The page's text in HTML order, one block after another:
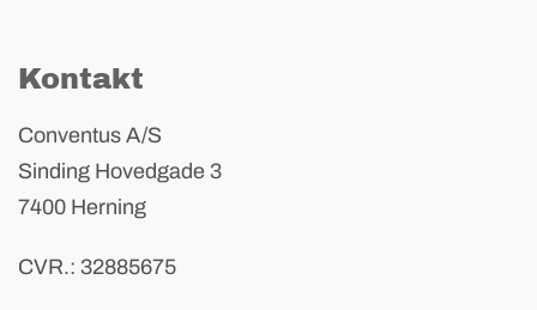
Kontakt
Conventus A/S
Sinding Hovedgade 3
7400 Herning
CVR.: 32885675